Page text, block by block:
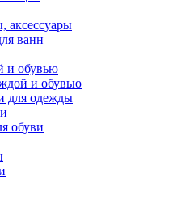
аксессуары
ванн
и обувью
и обувью
для одежды
обуви